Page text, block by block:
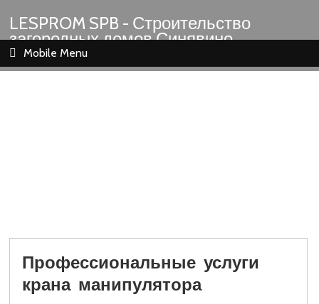
LESPROM SPB - Строительство
загородных домов Синявино
Шлиссельбург Кировск Назия
Mobile Menu
Профессиональные услуги
крана манипулятора